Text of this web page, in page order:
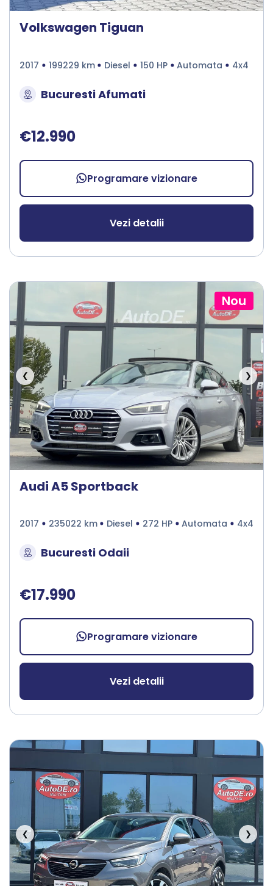
Volkswagen Tiguan
2017 199229 km Diesel 150 HP Automata 4x4
Bucuresti Afumati
€12.990
Programare vizionare
Vezi detalii
Nou
❮ ❯
Audi A5 Sportback
2017 235022 km Diesel 272 HP Automata 4x4
Bucuresti Odaii
€17.990
Programare vizionare
Vezi detalii
❮ ❯